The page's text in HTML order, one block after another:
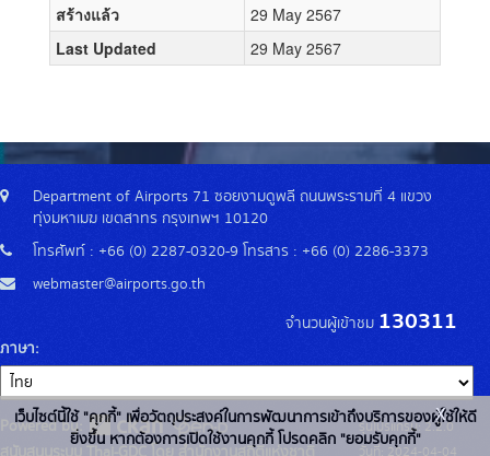
สร้างแล้ว
29 May 2567
Last Updated
29 May 2567
Department of Airports 71 ซอยงามดูพลี ถนนพระรามที่ 4 แขวง
ทุ่งมหาเมฆ เขตสาทร กรุงเทพฯ 10120
โทรศัพท์ : +66 (0) 2287-0320-9 โทรสาร : +66 (0) 2286-3373
webmaster@airports.go.th
จำนวนผู้เข้าชม 130311
ภาษา
Powered by:
รุ่นโปรแกรม: 2.2.0
วันที่: 2024-04-04
เว็บไซต์นี้ใช้ "คุกกี้" เพื่อวัตถุประสงค์ในการพัฒนาการเข้าถึงบริการของผู้ใช้ให้ดี
ยิ่งขึ้น หากต้องการเปิดใช้งานคุกกี้ โปรดคลิก "ยอมรับคุกกี้"
x